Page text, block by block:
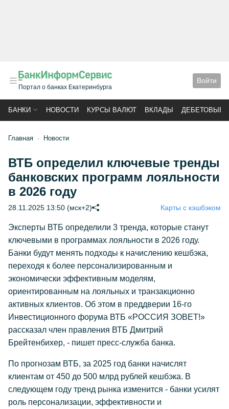
Портал о банках Екатеринбурга
Войти
БАНКИ НОВОСТИ КУРСЫ ВАЛЮТ ВКЛАДЫ ДЕБЕТОВЫЕ
Главная Новости
ВТБ определил ключевые тренды
банковских программ лояльности
в 2026 году
28.11.2025 13:50 (мск+2) Карты с кэшбэком
Эксперты ВТБ определили 3 тренда, которые станут
ключевыми в программах лояльности в 2026 году.
Банки будут менять подходы к начислению кешбэка,
переходя к более персонализированным и
экономически эффективным моделям,
ориентированным на лояльных и транзакционно
активных клиентов. Об этом в преддверии 16-го
Инвестиционного форума ВТБ «РОССИЯ ЗОВЕТ!»
рассказал член правления ВТБ Дмитрий
Брейтенбихер, - пишет пресс-служба банка.
По прогнозам ВТБ, за 2025 год банки начислят
клиентам от 450 до 500 млрд рублей кешбэка. В
следующем году тренд рынка изменится - банки усилят
роль персонализации, эффективности и